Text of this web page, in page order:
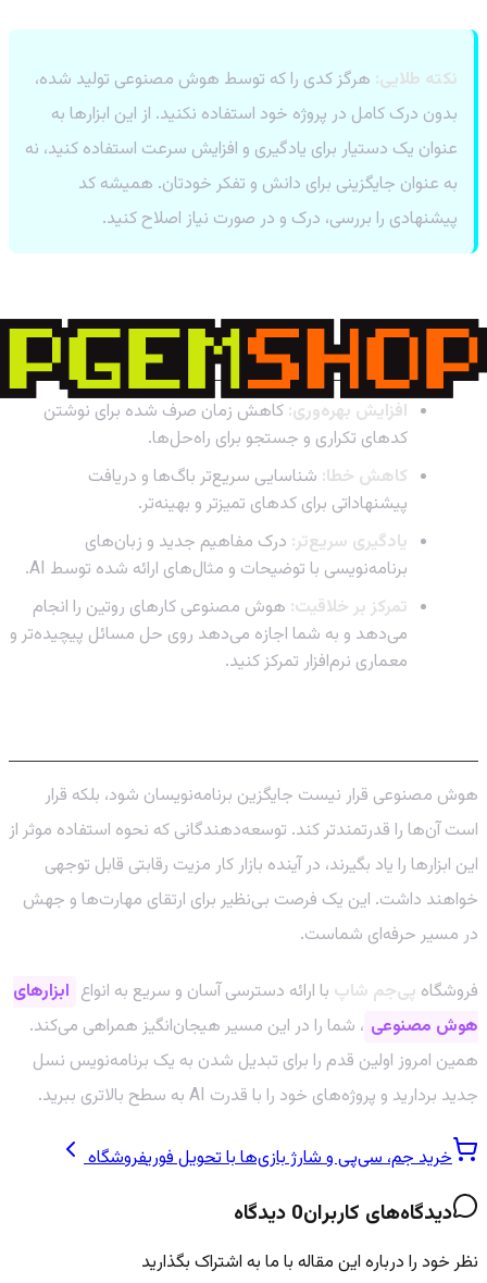
نکته طلایی: هرگز کدی را که توسط هوش مصنوعی تولید شده،
بدون درک کامل در پروژه خود استفاده نکنید. از این ابزارها به
عنوان یک دستیار برای یادگیری و افزایش سرعت استفاده کنید، نه
به عنوان جایگزینی برای دانش و تفکر خودتان. همیشه کد
پیشنهادی را بررسی، درک و در صورت نیاز اصلاح کنید.
برنامه‌نویسی
افزایش بهره‌وری: کاهش زمان صرف شده برای نوشتن
کدهای تکراری و جستجو برای راه‌حل‌ها.
کاهش خطا: شناسایی سریع‌تر باگ‌ها و دریافت
پیشنهاداتی برای کدهای تمیزتر و بهینه‌تر.
یادگیری سریع‌تر: درک مفاهیم جدید و زبان‌های
برنامه‌نویسی با توضیحات و مثال‌های ارائه شده توسط AI.
تمرکز بر خلاقیت: هوش مصنوعی کارهای روتین را انجام
می‌دهد و به شما اجازه می‌دهد روی حل مسائل پیچیده‌تر و
معماری نرم‌افزار تمرکز کنید.
هوش مصنوعی قرار نیست جایگزین برنامه‌نویسان شود، بلکه قرار
است آن‌ها را قدرتمندتر کند. توسعه‌دهندگانی که نحوه استفاده موثر از
این ابزارها را یاد بگیرند، در آینده بازار کار مزیت رقابتی قابل توجهی
خواهند داشت. این یک فرصت بی‌نظیر برای ارتقای مهارت‌ها و جهش
در مسیر حرفه‌ای شماست.
فروشگاه پی‌جم شاپ با ارائه دسترسی آسان و سریع به انواع ابزارهای
هوش مصنوعی ، شما را در این مسیر هیجان‌انگیز همراهی می‌کند.
همین امروز اولین قدم را برای تبدیل شدن به یک برنامه‌نویس نسل
جدید بردارید و پروژه‌های خود را با قدرت AI به سطح بالاتری ببرید.
خرید جم، سی‌پی و شارژ بازی‌ها با تحویل فوریفروشگاه
دیدگاه‌های کاربران0 دیدگاه
نظر خود را درباره این مقاله با ما به اشتراک بگذارید